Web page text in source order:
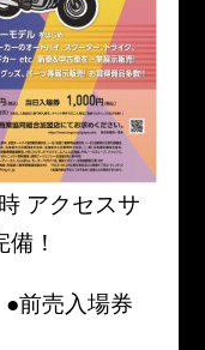
アクセスサ
！
前売入場券